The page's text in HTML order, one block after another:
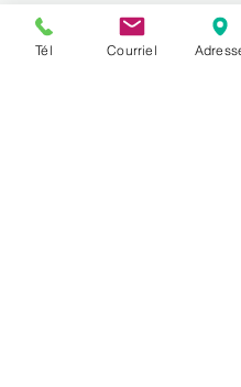
Heures
Tél Courriel